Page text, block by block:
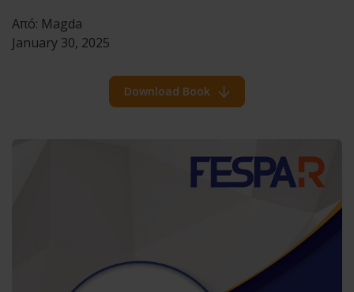
Από: Magda
January 30, 2025
Download Book